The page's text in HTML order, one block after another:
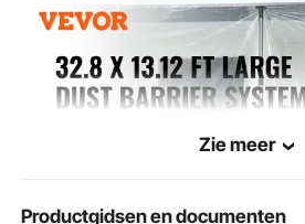
Zie meer
Productgidsen en documenten